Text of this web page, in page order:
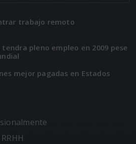
trabajo remoto
tendra pleno empleo en 2009 pese
mejor pagadas en Estados